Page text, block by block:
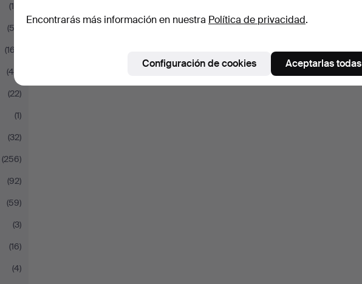
(19)
(53)
(167)
(44)
(22)
(1)
(32)
(256)
(92)
(59)
(3)
(16)
(4)
Encontrarás más información en nuestra Política de privacidad.
Configuración de cookies Aceptarlas todas